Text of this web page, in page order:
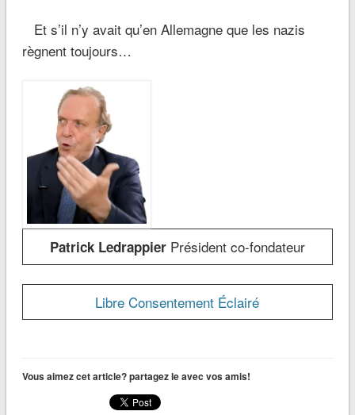
Et s’il n’y avait qu’en Allemagne que les nazis
règnent toujours…
Patrick LedrappierPrésident co-fondateur
Libre Consentement Éclairé
Vous aimez cet article? partagez le avec vos amis!